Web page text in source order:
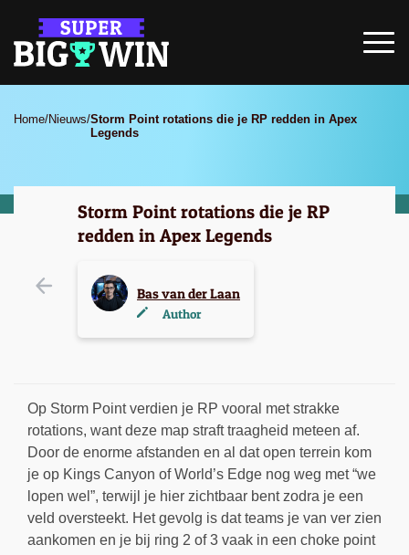
Home/Nieuws/Storm Point rotations die je RP redden in Apex
Legends
Storm Point rotations die je RP
redden in Apex Legends
Bas van der Laan
Author
Op Storm Point verdien je RP vooral met strakke
rotations, want deze map straft traagheid meteen af.
Door de enorme afstanden en al dat open terrein kom
je op Kings Canyon of World’s Edge nog weg met “we
lopen wel”, terwijl je hier zichtbaar bent zodra je een
veld oversteekt. Het gevolg is dat teams je van ver zien
aankomen en je bij ring 2 of 3 vaak in een choke point